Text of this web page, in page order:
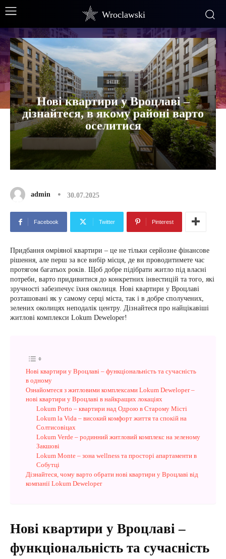
Wroclawski
ІНШЕ
Нові квартири у Вроцлаві –
дізнайтеся, в якому районі варто
оселитися
admin 30.07.2025
Facebook Twitter Pinterest
Придбання омріяної квартири – це не тільки серйозне фінансове
рішення, але перш за все вибір місця, де ви проводитимете час
протягом багатьох років. Щоб добре підібрати житло під власні
потреби, варто придивитися до конкретних інвестицій та того, які
зручності забезпечує їхня околиця. Нові квартири у Вроцлаві
розташовані як у самому серці міста, так і в добре сполучених,
зелених околицях неподалік центру. Дізнайтеся про найцікавіші
житлові комплекси Lokum Deweloper!
Нові квартири у Вроцлаві – функціональність та сучасність
в одному
Ознайомтеся з житловими комплексами Lokum Deweloper –
нові квартири у Вроцлаві в найкращих локаціях
Lokum Porto – квартири над Одрою в Старому Місті
Lokum la Vida – високий комфорт життя та спокій на
Солтисовіцах
Lokum Verde – родинний житловий комплекс на зеленому
Закшові
Lokum Monte – зона wellness та просторі апартаменти в
Собутці
Дізнайтеся, чому варто обрати нові квартири у Вроцлаві від
компанії Lokum Deweloper
Нові квартири у Вроцлаві –
функціональність та сучасність